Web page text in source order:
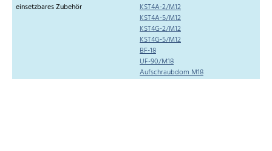
einsetzbares Zubehör
KST4A-2/M12
KST4A-5/M12
KST4G-2/M12
KST4G-5/M12
BF-18
UF-90/M18
Aufschraubdom M18